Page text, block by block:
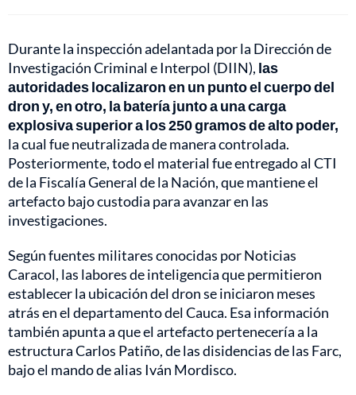
Durante la inspección adelantada por la Dirección de
Investigación Criminal e Interpol (DIIN), las
autoridades localizaron en un punto el cuerpo del
dron y, en otro, la batería junto a una carga
explosiva superior a los 250 gramos de alto poder,
la cual fue neutralizada de manera controlada.
Posteriormente, todo el material fue entregado al CTI
de la Fiscalía General de la Nación, que mantiene el
artefacto bajo custodia para avanzar en las
investigaciones.
Según fuentes militares conocidas por Noticias
Caracol, las labores de inteligencia que permitieron
establecer la ubicación del dron se iniciaron meses
atrás en el departamento del Cauca. Esa información
también apunta a que el artefacto pertenecería a la
estructura Carlos Patiño, de las disidencias de las Farc,
bajo el mando de alias Iván Mordisco.